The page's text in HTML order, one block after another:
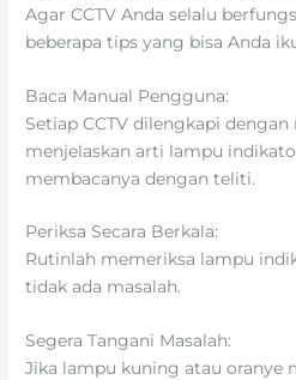
Agar CCTV Anda selalu
beberapa tips yang bisa Anda
Baca Manual Pengguna:
Setiap CCTV dilengkapi
menjelaskan arti lampu
membacanya dengan teliti.
Periksa Secara Berkala:
Rutinlah memeriksa lampu
tidak ada masalah.
Segera Tangani Masalah:
Jika lampu kuning atau oranye